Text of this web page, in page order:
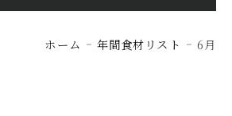
ホーム 年間食材リスト 6月